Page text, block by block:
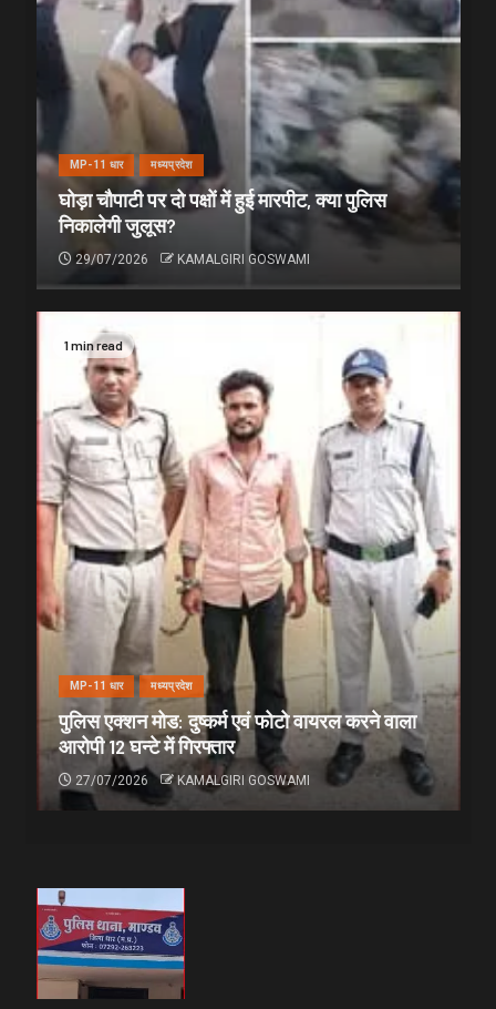
MP-11 धार मध्यप्रदेश
घोड़ा चौपाटी पर दो पक्षों में हुई मारपीट, क्या पुलिस
निकालेगी जुलूस?
29/07/2026 KAMALGIRI GOSWAMI
1 min read
MP-11 धार मध्यप्रदेश
पुलिस एक्शन मोड: दुष्कर्म एवं फोटो वायरल करने वाला
आरोपी 12 घन्टे में गिरफ्तार
27/07/2026 KAMALGIRI GOSWAMI